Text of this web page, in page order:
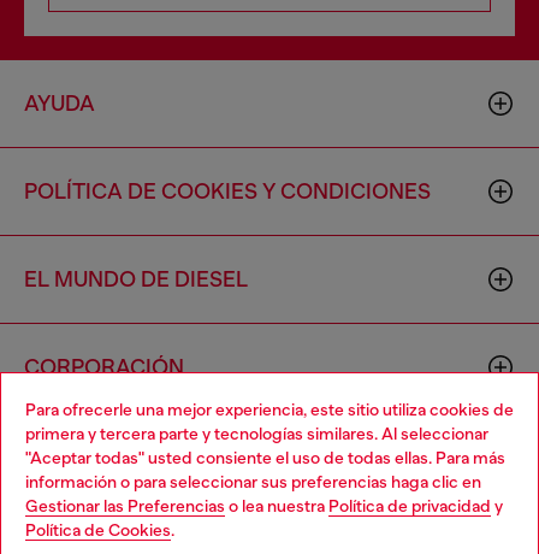
Para ofrecerle una mejor experiencia, este sitio utiliza cookies de
primera y tercera parte y tecnologías similares. Al seleccionar
"Aceptar todas" usted consiente el uso de todas ellas. Para más
información o para seleccionar sus preferencias haga clic en
Gestionar las Preferencias o lea nuestra Política de privacidad y
Política de Cookies.
AYUDA
POLÍTICA DE COOKIES Y CONDICIONES
EL MUNDO DE DIESEL
CORPORACIÓN